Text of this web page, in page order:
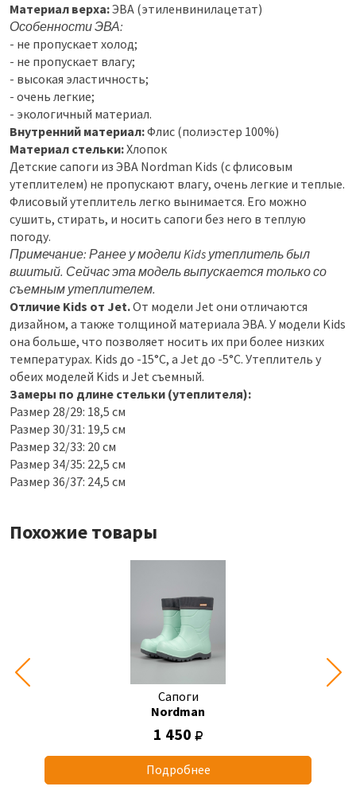
Материал верха:ЭВА (этиленвинилацетат)
Особенности ЭВА:
- не пропускает холод;
- не пропускает влагу;
- высокая эластичность;
- очень легкие;
- экологичный материал.
Внутренний материал:Флис (полиэстер 100%)
Материал стельки:Хлопок
Детские сапоги из ЭВА Nordman Kids (с флисовым
утеплителем) не пропускают влагу, очень легкие и теплые.
Флисовый утеплитель легко вынимается. Его можно
сушить, стирать, и носить сапоги без него в теплую
погоду.
Примечание: Ранее у модели Kids утеплитель был
вшитый. Сейчас эта модель выпускается только со
съемным утеплителем.
Отличие Kids от Jet.От модели Jet они отличаются
дизайном, а также толщиной материала ЭВА. У модели Kids
она больше, что позволяет носить их при более низких
температурах. Kids до -15°C, а Jet до -5°C. Утеплитель у
обеих моделей Kids и Jet съемный.
Замеры по длине стельки (утеплителя):
Размер 28/29: 18,5 см
Размер 30/31: 19,5 см
Размер 32/33: 20 см
Размер 34/35: 22,5 см
Размер 36/37: 24,5 см
Похожие товары
Сапоги
Nordman
1 450
Подробнее